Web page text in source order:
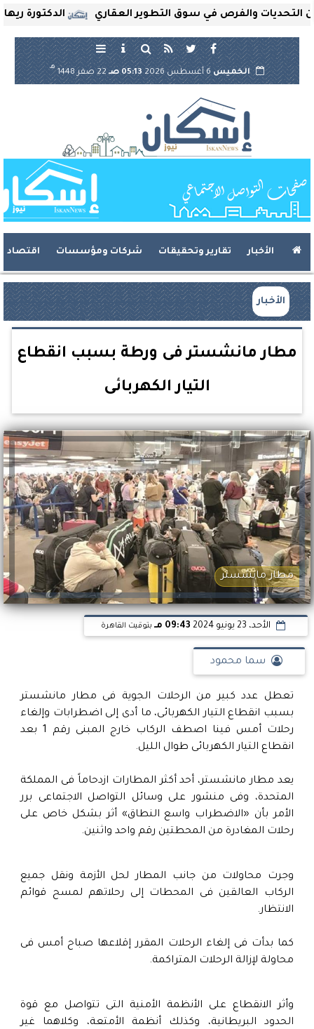
الدكتورة ريهام والفرص في سوق التطوير العقاري
الخميس 05:13 صـ 22 صفر 1448
هـ
الأخبار تقارير وتحقيقات شركات ومؤسسات اقتصاد
الأخبار
مطار مانشستر فى ورطة بسبب انقطاع
التيار الكهربائى
مطار مانشستر
الأحد، 23 يونيو 2024 09:43 مـ بتوقيت القاهرة
سما محمود
تعطل عدد كبير من الرحلات الجوية فى مطار مانشستر
بسبب انقطاع التيار الكهربائى، ما أدى إلى اضطرابات وإلغاء
رحلات أمس فينا اصطف الركاب خارج المبنى رقم 1 بعد
انقطاع التيار الكهربائى طوال الليل.
يعد مطار مانشستر، أحد أكثر المطارات ازدحاماً فى المملكة
المتحدة، وفى منشور على وسائل التواصل الاجتماعى برر
الأمر بأن «الاضطراب واسع النطاق» أثر بشكل خاص على
رحلات المغادرة من المحطتين رقم واحد واثنين.
وجرت محاولات من جانب المطار لحل الأزمة ونقل جميع
الركاب العالقين فى المحطات إلى رحلاتهم لمسح قوائم
الانتظار.
كما بدأت فى إلغاء الرحلات المقرر إقلاعها صباح أمس فى
محاولة لإزالة الرحلات المتراكمة.
وأثر الانقطاع على الأنظمة الأمنية التى تتواصل مع قوة
الحدود البريطانية، وكذلك أنظمة الأمتعة، وكلاهما غير